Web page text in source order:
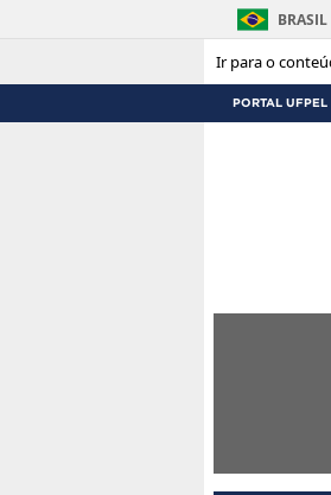
Ir para o
BRASIL
PORTAL UFPEL